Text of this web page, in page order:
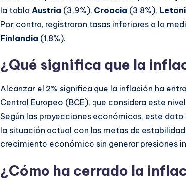
la tablaAustria (3,9%), Croacia (3,8%),
Por contra, registraron tasas inferiores a la
Finlandia (1,8%).
¿Qué significa que la
Alcanzar el 2% significa que la inflación ha
Central Europeo (BCE), que considera este
Según las proyecciones económicas, este
la situación actual con las metas de
crecimiento económico sin generar presiones
¿Cómo ha cerrado la